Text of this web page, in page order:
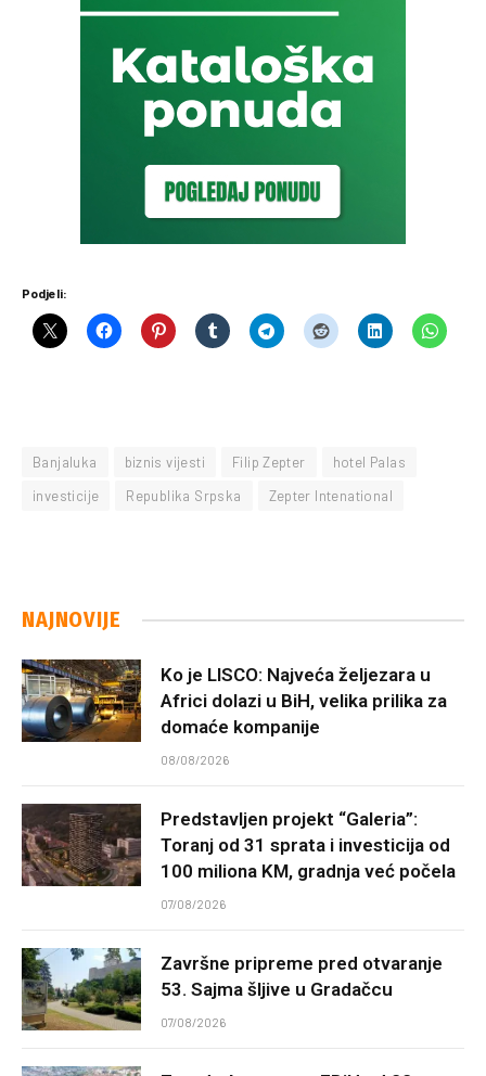
Podjeli:
Banjaluka biznis vijesti Filip Zepter
hotel Palas
investicije
Republika Srpska Zepter Intenational
NAJNOVIJE
Ko je LISCO: Najveća željezara u
Africi dolazi u BiH, velika prilika za
domaće kompanije
08/08/2026
Predstavljen projekt “Galeria”:
Toranj od 31 sprata i investicija od
100 miliona KM, gradnja već počela
07/08/2026
Završne pripreme pred otvaranje
53. Sajma šljive u Gradačcu
07/08/2026